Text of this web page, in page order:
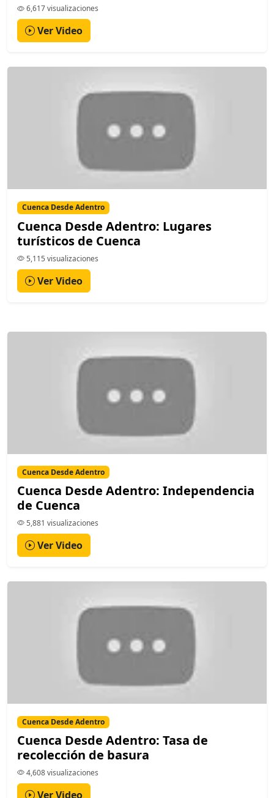
6,617 visualizaciones
Ver Video
Cuenca Desde Adentro
Cuenca Desde Adentro: Lugares
turísticos de Cuenca
5,115 visualizaciones
Ver Video
Cuenca Desde Adentro
Cuenca Desde Adentro: Independencia
de Cuenca
5,881 visualizaciones
Ver Video
Cuenca Desde Adentro
Cuenca Desde Adentro: Tasa de
recolección de basura
4,608 visualizaciones
Ver Video